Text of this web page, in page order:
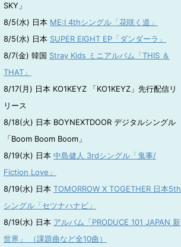
SKY」
8/5(水) 日本 ME:I 4thシングル「花咲く道」
8/5(水) 日本 SUPER EIGHT EP「ダンダーラ」
8/7(金) 韓国 Stray Kids ミニアルバム「THIS ＆
THAT」
8/17(月) 日本 KO1KEYZ 「KO1KEYZ」先行配信リ
リース
8/18(火) 日本 BOYNEXTDOOR デジタルシングル
「Boom Boom Boom」
8/19(水) 日本 中島健人 3rdシングル「鬼事/
Fiction Love」
8/19(水) 日本 TOMORROW X TOGETHER 日本5th
シングル「セツナハナビ」
8/19(水) 日本 アルバム「PRODUCE 101 JAPAN 新
世界」 （課題曲など全10曲）